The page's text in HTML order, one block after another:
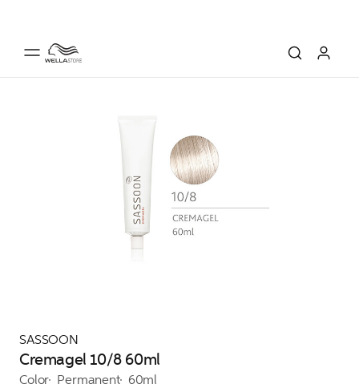
SASSOON
Cremagel 10/8 60ml
Color Permanent 60ml